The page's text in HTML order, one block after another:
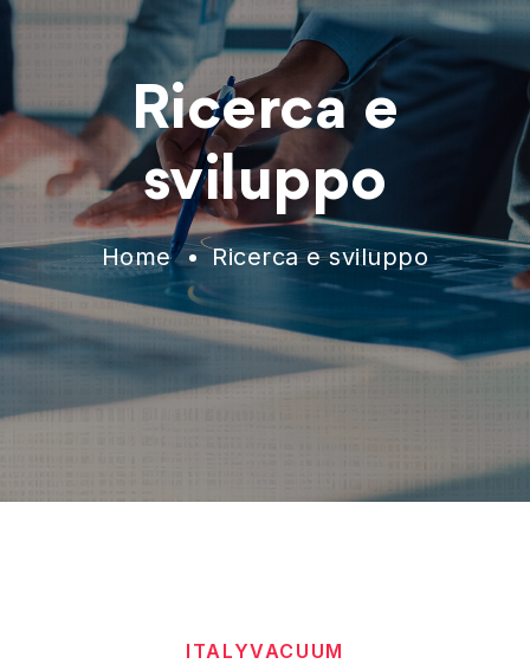
Ricerca e
sviluppo
Home Ricerca e sviluppo
ITALYVACUUM